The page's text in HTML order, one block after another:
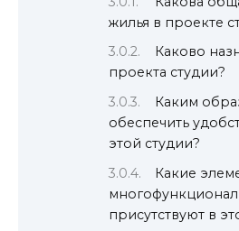
жилья в проекте
Каково
проекта студии?
Каким
обеспечить
этой студии?
Какие
присутствуют в